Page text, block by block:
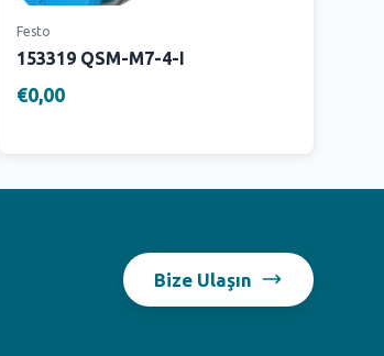
Festo
153319 QSM-M7-4-I
€0,00
Bize Ulaşın